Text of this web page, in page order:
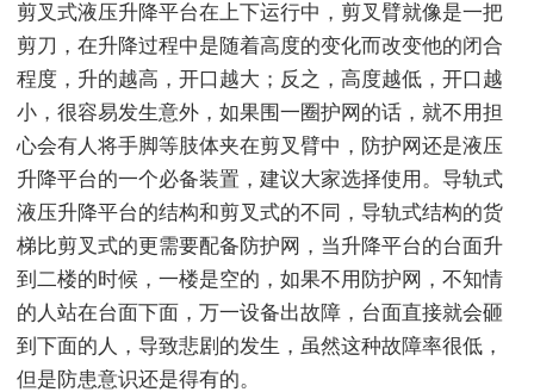
剪叉式液压升降平台在上下运行中，剪叉臂就像是一把
剪刀，在升降过程中是随着高度的变化而改变他的闭合
程度，升的越高，开口越大；反之，高度越低，开口越
小，很容易发生意外，如果围一圈护网的话，就不用担
心会有人将手脚等肢体夹在剪叉臂中，防护网还是液压
升降平台的一个必备装置，建议大家选择使用。导轨式
液压升降平台的结构和剪叉式的不同，导轨式结构的货
梯比剪叉式的更需要配备防护网，当升降平台的台面升
到二楼的时候，一楼是空的，如果不用防护网，不知情
的人站在台面下面，万一设备出故障，台面直接就会砸
到下面的人，导致悲剧的发生，虽然这种故障率很低，
但是防患意识还是得有的。